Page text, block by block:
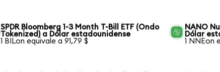
SPDR Bloomberg 1-3 Month T-Bill ETF (Ondo
Tokenized) a Dólar estadounidense
1 BILon equivale a 91,79 $
NANO
Dólar
1 NNEon